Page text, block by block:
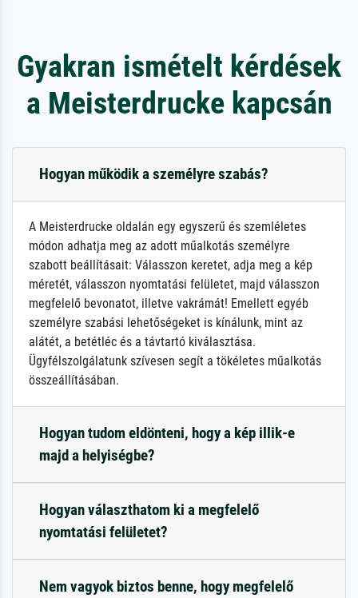
Gyakran ismételt kérdések
a Meisterdrucke kapcsán
Hogyan működik a személyre szabás?
A Meisterdrucke oldalán egy egyszerű és szemléletes
módon adhatja meg az adott műalkotás személyre
szabott beállításait: Válasszon keretet, adja meg a kép
méretét, válasszon nyomtatási felületet, majd válasszon
megfelelő bevonatot, illetve vakrámát! Emellett egyéb
személyre szabási lehetőségeket is kínálunk, mint az
alátét, a betétléc és a távtartó kiválasztása.
Ügyfélszolgálatunk szívesen segít a tökéletes műalkotás
összeállításában.
Hogyan tudom eldönteni, hogy a kép illik-e
majd a helyiségbe?
Hogyan választhatom ki a megfelelő
nyomtatási felületet?
Nem vagyok biztos benne, hogy megfelelő